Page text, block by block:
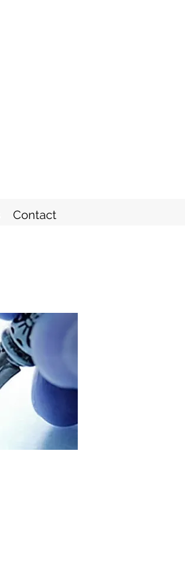
Contact